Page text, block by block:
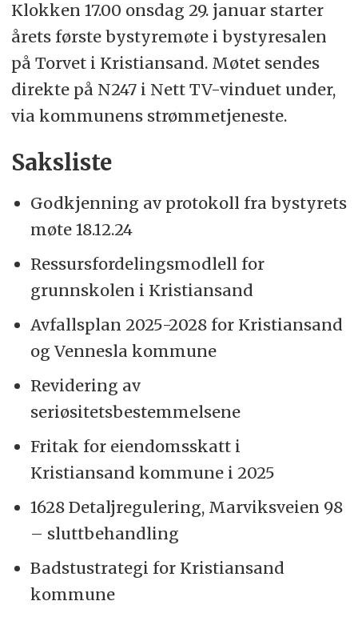
Klokken 17.00 onsdag 29. januar starter
årets første bystyremøte i bystyresalen
på Torvet i Kristiansand. Møtet sendes
direkte på N247 i Nett TV-vinduet under,
via kommunens strømmetjeneste.
Saksliste
Godkjenning av protokoll fra bystyrets
møte 18.12.24
Ressursfordelingsmodlell for
grunnskolen i Kristiansand
Avfallsplan 2025-2028 for Kristiansand
og Vennesla kommune
Revidering av
seriøsitetsbestemmelsene
Fritak for eiendomsskatt i
Kristiansand kommune i 2025
1628 Detaljregulering, Marviksveien 98
– sluttbehandling
Badstustrategi for Kristiansand
kommune